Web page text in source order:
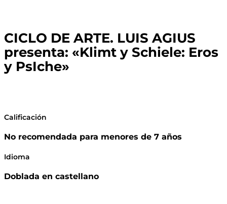
CICLO DE ARTE. LUIS AGIUS
presenta: «Klimt y Schiele: Eros
y PsIche»
Calificación
No recomendada para menores de 7 años
Idioma
Doblada en castellano